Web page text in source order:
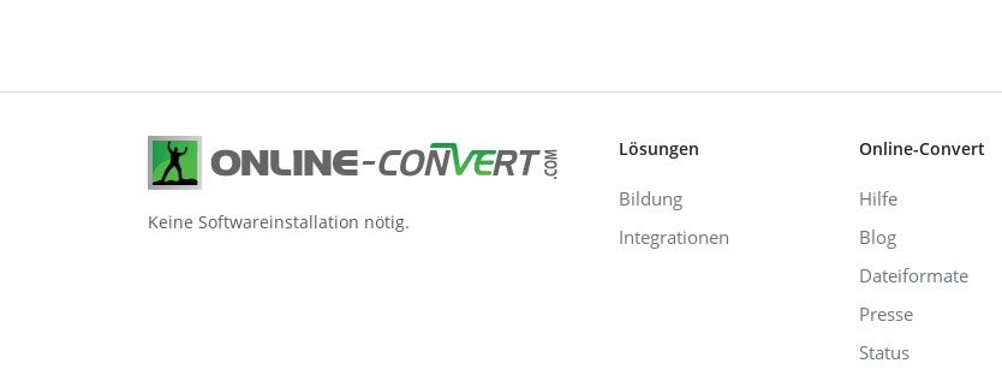
Keine Softwareinstallation nötig.
Lösungen
Bildung
Integrationen
Online-Convert
Hilfe
Blog
Dateiformate
Presse
Status